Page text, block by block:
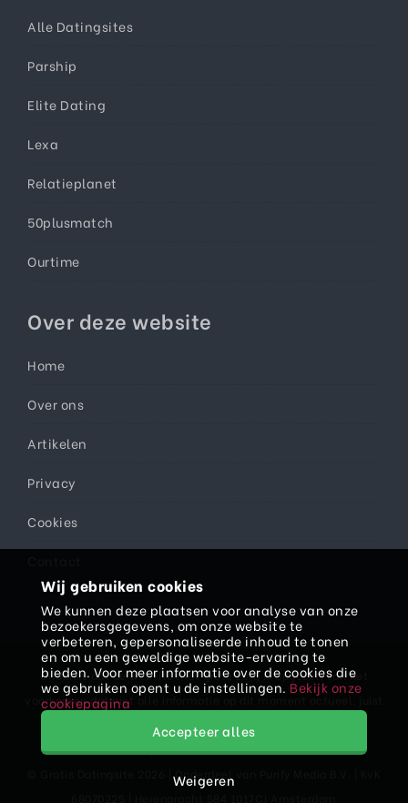
Alle Datingsites
Parship
Elite Dating
Lexa
Relatieplanet
50plusmatch
Ourtime
Over deze website
Home
Over ons
Artikelen
Privacy
Cookies
Ondanks dat de website met grote zorg is opgezet, kan het
voorkomen dat niet alle informatie op dit moment actueel, juist
en/of volledig is. Daarom kan er aan teksten, prijzen en/of
informatie geen rechten worden ontleend.
© Gratis Datingsite 2026 | Onderdeel van
Wij gebruiken cookies
We kunnen deze plaatsen voor analyse van onze
bezoekersgegevens, om onze website te
verbeteren, gepersonaliseerde inhoud te tonen
en om u een geweldige website-ervaring te
bieden. Voor meer informatie over de cookies die
we gebruiken opent u de instellingen. Bekijk onze
cookiepagina
Accepteer alles
Weigeren